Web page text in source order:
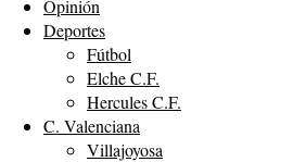
Opinión
Deportes
Fútbol
Elche C.F.
Hercules C.F.
C. Valenciana
Villajoyosa